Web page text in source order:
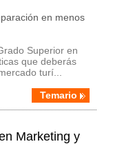
en menos
Superior en
que deberás
turí...
Temario
Marketing y